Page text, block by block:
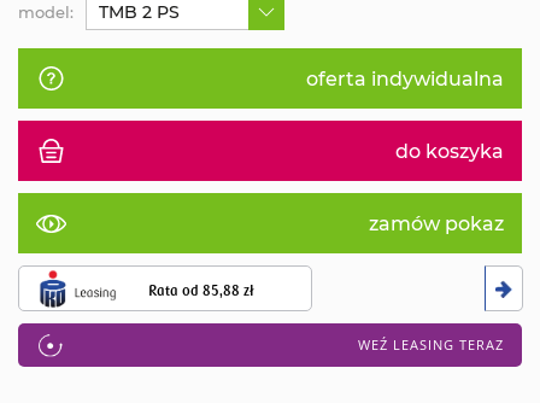
oferta indywidualna
do koszyka
zamów pokaz
Rata od85,88 zł
WEŹ LEASING TERAZ
model: TMB 2 PS